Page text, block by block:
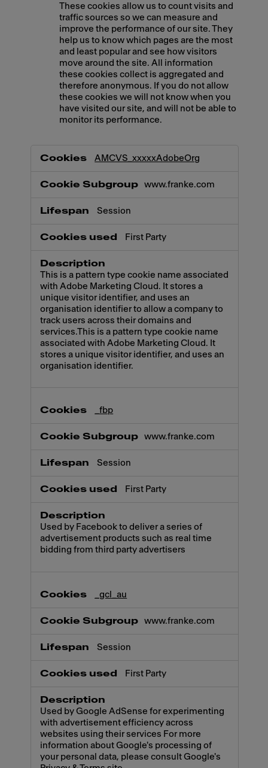
These cookies allow us to count visits and
traffic sources so we can measure and
improve the performance of our site. They
help us to know which pages are the most
and least popular and see how visitors
move around the site. All information
these cookies collect is aggregated and
therefore anonymous. If you do not allow
these cookies we will not know when you
have visited our site, and will not be able to
monitor its performance.
AMCVS_xxxxxAdobeOrg
www.franke.com
Session
First Party
This is a pattern type cookie name associated
with Adobe Marketing Cloud. It stores a
unique visitor identifier, and uses an
organisation identifier to allow a company to
track users across their domains and
services.This is a pattern type cookie name
associated with Adobe Marketing Cloud. It
stores a unique visitor identifier, and uses an
organisation identifier.
_fbp
www.franke.com
Session
First Party
Used by Facebook to deliver a series of
advertisement products such as real time
bidding from third party advertisers
_gcl_au
www.franke.com
Session
First Party
Used by Google AdSense for experimenting
with advertisement efficiency across
websites using their services For more
information about Google's processing of
your personal data, please consult Google's